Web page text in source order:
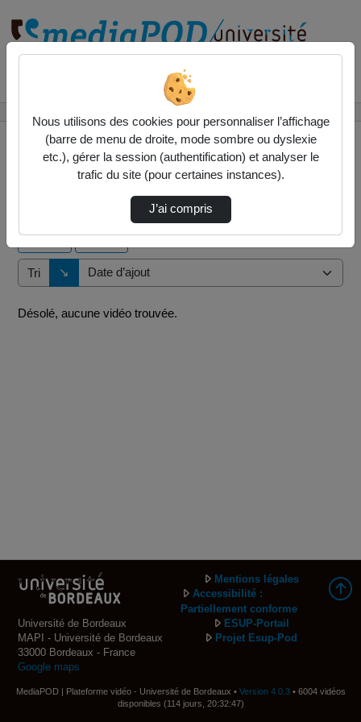
0 vidéo trouvée
Tri ↘
Direction de tri
Désolé, aucune vidéo trouvée.
Université de Bordeaux
MAPI - Université de Bordeaux
33000 Bordeaux - France
Google maps
Mentions légales
Accessibilité :
Partiellement conforme
ESUP-Portail
Projet Esup-Pod
MediaPOD | Plateforme vidéo - Université de Bordeaux • Version 4.0.3• 6004 vidéos
disponibles (114 jours, 20:32:47)
Nous utilisons des cookies pour personnaliser l’affichage
(barre de menu de droite, mode sombre ou dyslexie
etc.), gérer la session (authentification) et analyser le
trafic du site (pour certaines instances).
J’ai compris